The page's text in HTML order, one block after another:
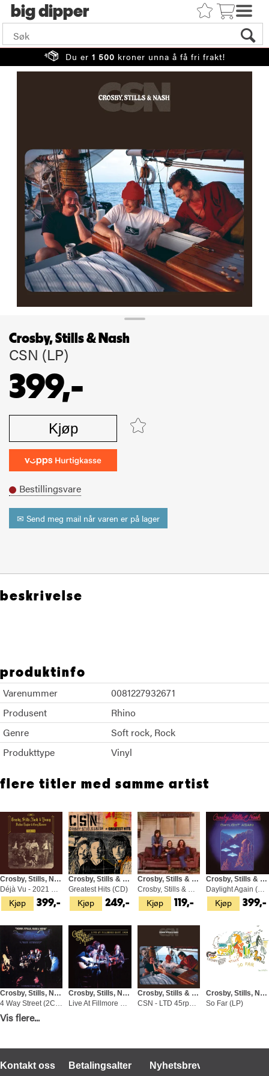
big
Du er 1 500 kroner unna å få fri frakt!
Crosby, Stills & Nash
CSN (LP)
399,-
Kjøp
Bestillingsvare
✉ Send meg mail når varen er på lager
beskrivelse
produktinfo
Varenummer
0081227932671
Produsent
Rhino
Genre
Soft rock Rock
Produkttype
Vinyl
flere titler med samme artist
Kjøp
Crosby, Stills, Nash & Young
Déjà Vu - 2021 Remaster (LP)
399,- Kjøp
Crosby, Stills & Nash
Greatest Hits (CD)
249,- Kjøp
Crosby, Stills & Nash
Crosby, Stills & Nash (CD)
119,- Kjøp
Crosby, Stills & Nash
Daylight Again (LP)
399,-
Kjøp
Crosby, Stills, Nash & Young
299,-
Crosby, Stills, Nash & Young
Crosby, Stills & Nash
CSN - LTD 45rpm (2LP)
Crosby, Stills, Nash & Young
So Far (LP)
Vis flere...
Kontakt oss BetalingsalternativerNyhetsbrev